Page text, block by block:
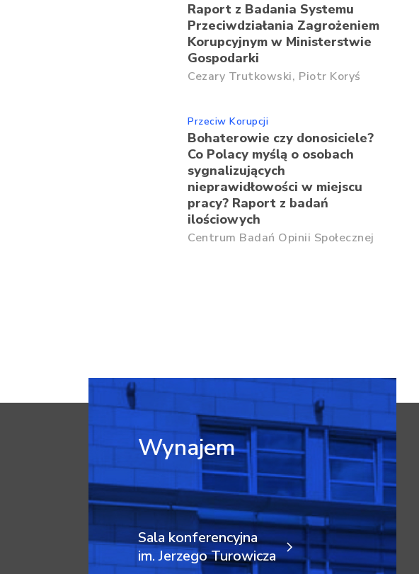
Raport z Badania Systemu
Przeciwdziałania Zagrożeniem
Korupcyjnym w Ministerstwie
Gospodarki
Cezary Trutkowski, Piotr Koryś
Przeciw Korupcji
Bohaterowie czy donosiciele?
Co Polacy myślą o osobach
sygnalizujących
nieprawidłowości w miejscu
pracy? Raport z badań
ilościowych
Centrum Badań Opinii Społecznej
Wynajem
Sala konferencyjna
im. Jerzego Turowicza